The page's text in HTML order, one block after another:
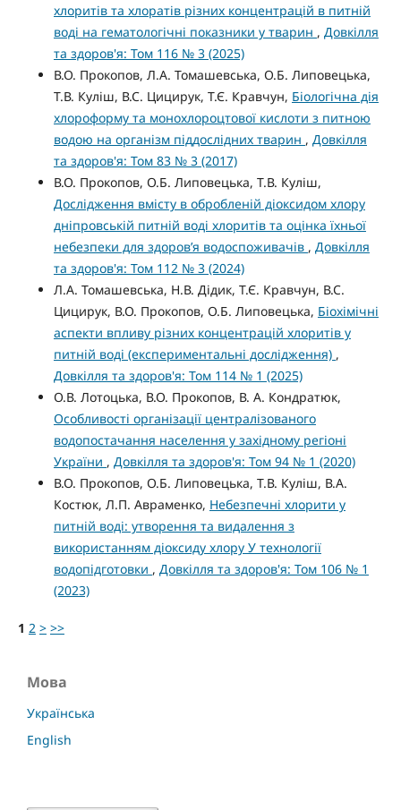
хлоритів та хлоратів різних концентрацій в питній
воді на гематологічні показники у тварин , Довкілля
та здоров'я: Том 116 № 3 (2025)
В.О. Прокопов, Л.А. Томашевська, О.Б. Липовецька,
Т.В. Куліш, В.С. Цицирук, Т.Є. Кравчун, Біологічна дія
хлороформу та монохлороцтової кислоти з питною
водою на організм піддослідних тварин , Довкілля
та здоров'я: Том 83 № 3 (2017)
В.О. Прокопов, О.Б. Липовецька, Т.В. Куліш,
Дослідження вмісту в обробленій діоксидом хлору
дніпровській питній воді хлоритів та оцінка їхньої
небезпеки для здоров’я водоспоживачів , Довкілля
та здоров'я: Том 112 № 3 (2024)
Л.А. Томашевська, Н.В. Дідик, Т.Є. Кравчун, В.С.
Цицирук, В.О. Прокопов, О.Б. Липовецька, Біохімічні
аспекти впливу різних концентрацій хлоритів у
питній воді (експериментальні дослідження) ,
Довкілля та здоров'я: Том 114 № 1 (2025)
О.В. Лотоцька, В.О. Прокопов, В. А. Кондратюк,
Особливості організації централізованого
водопостачання населення у західному регіоні
України , Довкілля та здоров'я: Том 94 № 1 (2020)
В.О. Прокопов, О.Б. Липовецька, Т.В. Куліш, В.А.
Костюк, Л.П. Авраменко, Небезпечні хлорити у
питній воді: утворення та видалення з
використанням діоксиду хлору У технології
водопідготовки , Довкілля та здоров'я: Том 106 № 1
(2023)
1 2 > >>
Мова
Українська
English